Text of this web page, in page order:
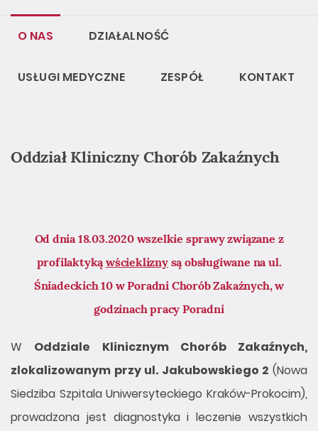
O NAS DZIAŁALNOŚĆ
USŁUGI MEDYCZNE ZESPÓŁ KONTAKT
Oddział Kliniczny Chorób Zakaźnych
Od dnia 18.03.2020 wszelkie sprawy związane z
profilaktyką wściekliznysą obsługiwane na ul.
Śniadeckich 10 w Poradni Chorób Zakaźnych, w
godzinach pracy Poradni
W Oddziale Klinicznym Chorób Zakaźnych,
zlokalizowanym przy ul. Jakubowskiego 2 (Nowa
Siedziba Szpitala Uniwersyteckiego Kraków-Prokocim),
prowadzona jest diagnostyka i leczenie wszystkich